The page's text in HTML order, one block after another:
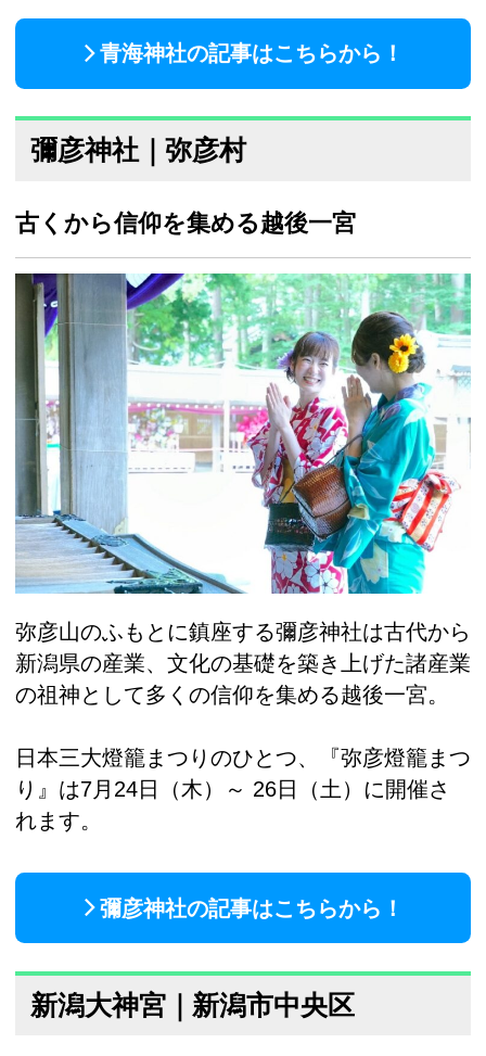
青海神社の記事はこちらから！
彌彦神社｜弥彦村
古くから信仰を集める越後一宮
弥彦山のふもとに鎮座する彌彦神社は古代から
新潟県の産業、文化の基礎を築き上げた諸産業
の祖神として多くの信仰を集める越後一宮。
日本三大燈籠まつりのひとつ、『弥彦燈籠まつ
り』は7月24日（木）～ 26日（土）に開催さ
れます。
彌彦神社の記事はこちらから！
新潟大神宮｜新潟市中央区